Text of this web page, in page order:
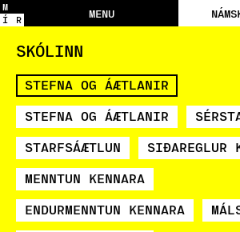
M
Í
R MENU
SKÓLINN
STEFNA OG ÁÆTLANIR
STEFNA OG ÁÆTLANIR
STARFSÁÆTLUN SIÐAREGLUR
MENNTUN KENNARA
ENDURMENNTUN KENNARA